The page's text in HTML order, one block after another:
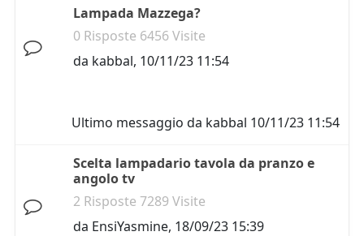
Lampada Mazzega?
0 Risposte 6456 Visite
da kabbal, 10/11/23 11:54
Ultimo messaggio da kabbal 10/11/23 11:54
Scelta lampadario tavola da pranzo e
angolo tv
2 Risposte 7289 Visite
da EnsiYasmine, 18/09/23 15:39